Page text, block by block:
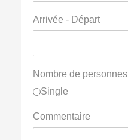
Arrivée - Départ
Nombre de personnes
Single
Commentaire